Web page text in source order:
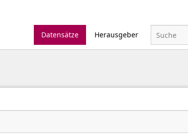
Datensätze
Herausgeber